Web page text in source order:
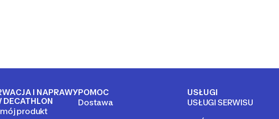
I NAPRAWY
DECATHLON
produkt
POMOC
Dostawa
USŁUGI
USŁUGI SERWISU